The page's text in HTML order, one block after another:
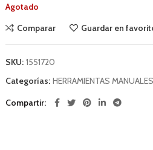
Agotado
Comparar
Guardar en
SKU: 1551720
Categorías: HERRAMIENTAS MANUALES
Compartir